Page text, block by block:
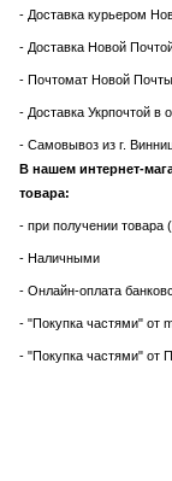
- Доставка курьером
- Доставка Новой
- Почтомат Новой
- Доставка Укрпочтой в
- Самовывоз из г.
В нашем интернет-
товара:
- при получении товара
- Наличными
- Онлайн-оплата
- "Покупка частями" от
- "Покупка частями" от